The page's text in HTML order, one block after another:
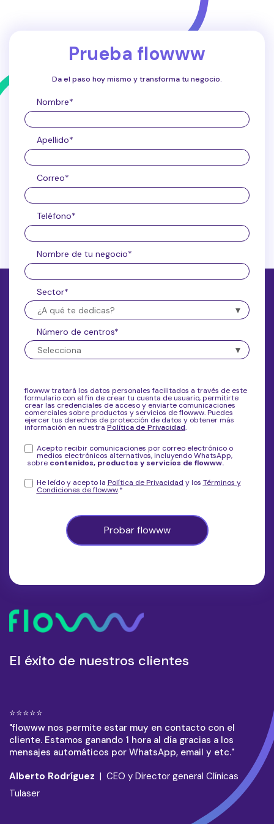
El éxito de nuestros clientes
⭐⭐⭐⭐⭐
"flowww nos permite estar muy en contacto con el
cliente. Estamos ganando 1 hora al día gracias a los
mensajes automáticos por WhatsApp, email y etc."
Alberto Rodríguez | CEO y Director general Clínicas
Tulaser
Prueba flowww
Da el paso hoy mismo y transforma tu negocio.
Nombre*
Apellido*
Correo*
Teléfono*
Nombre de tu negocio*
Sector*
Número de centros*
flowww tratará los datos personales facilitados a través de este
formulario con el fin de crear tu cuenta de usuario, permitirte
crear las credenciales de acceso y enviarte comunicaciones
comerciales sobre productos y servicios de flowww. Puedes
ejercer tus derechos de protección de datos y obtener más
información en nuestra Política de Privacidad.
Acepto recibir comunicaciones por correo electrónico o
medios electrónicos alternativos, incluyendo WhatsApp,
sobre contenidos, productos y servicios de flowww.
He leído y acepto la Política de Privacidad y los Términos y
Condiciones de flowww.*